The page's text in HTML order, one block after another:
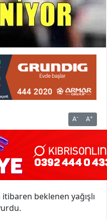
A- A+
beklenen yağışlı